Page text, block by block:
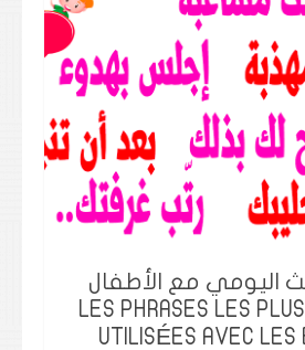
اليومي مع الأطفال
بالفرنسية | LES PHRASES LES PLUS
UTILISÉES AVEC